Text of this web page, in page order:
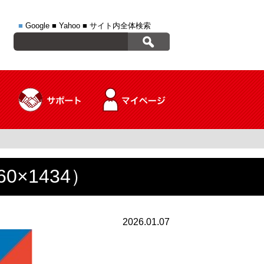
■ Google ■ Yahoo ■ サイト内全体検索
）
2026.01.07